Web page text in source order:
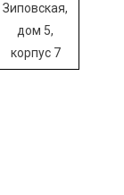
Зиповская,
дом 5,
корпус 7